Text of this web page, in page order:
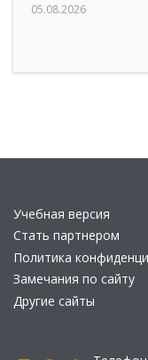
05.08.2026
Учебная версия
Стать партнером
Политика
Замечания по сайту
Другие сайты